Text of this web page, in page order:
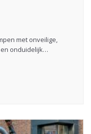
met onveilige,
onduidelijk…